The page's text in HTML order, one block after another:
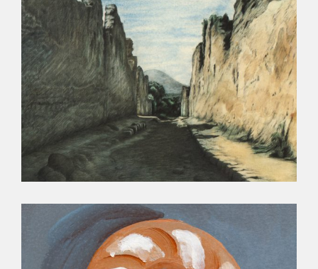
VOYAGE À POMPÉI